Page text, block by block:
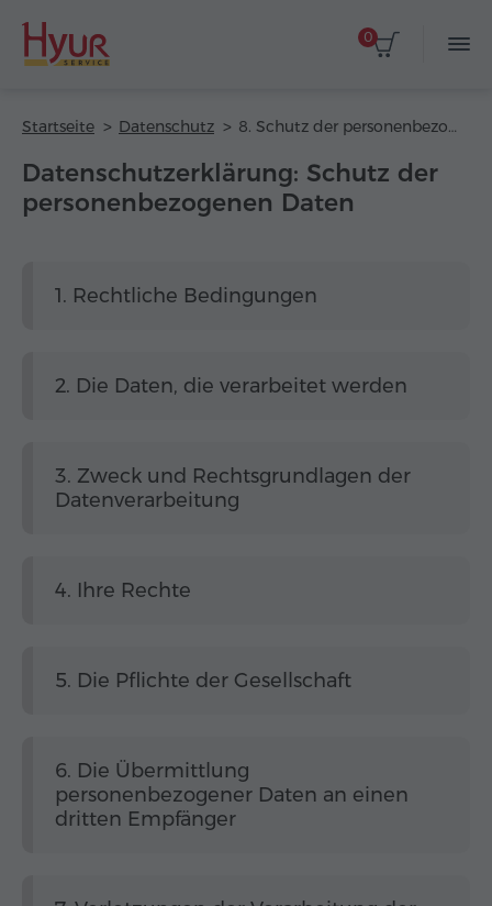
0
Startseite Datenschutz 8. Schutz der personenbezogenen Daten
Datenschutzerklärung: Schutz der
personenbezogenen Daten
1. Rechtliche Bedingungen
2. Die Daten, die verarbeitet werden
3. Zweck und Rechtsgrundlagen der
Datenverarbeitung
4. Ihre Rechte
5. Die Pflichte der Gesellschaft
6. Die Übermittlung
personenbezogener Daten an einen
dritten Empfänger